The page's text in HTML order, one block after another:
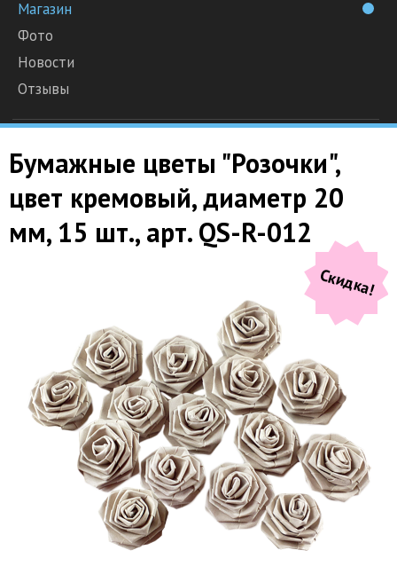
Магазин
Фото
Новости
Отзывы
Бумажные цветы "Розочки",
цвет кремовый, диаметр 20
мм, 15 шт., арт. QS-R-012
Скидка!